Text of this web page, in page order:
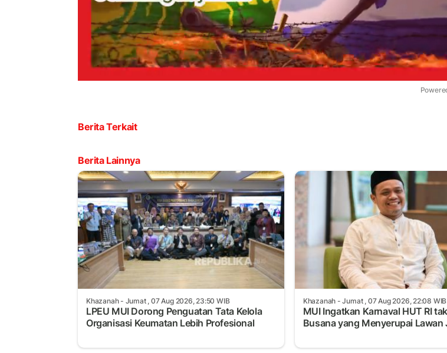
Berita Terkait
Berita Lainnya
Khazanah- Jumat , 07 Aug 2026, 23:50 WIB
LPEU MUI Dorong Penguatan Tata Kelola
Organisasi Keumatan Lebih Profesional
Khazanah - Jumat , 07 Aug 2026, 22:08 WIB
MUI Ingatkan Karnaval HUT RI
Busana yang Menyerupai Lawan